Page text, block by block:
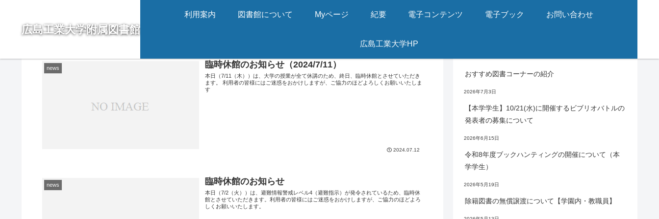
広島工業大学附属図書館
利用案内 図書館について Myページ 紀要 電子コンテンツ 電子ブック お問い合わせ
広島工業大学HP
2024-07
news 臨時休館のお知らせ（2024/7/11）
本日（7/11（木））は、大学の授業が全て休講のため、終日、臨時休館とさせていただき
ます。 利用者の皆様にはご迷惑をおかけしますが、ご協力のほどよろしくお願いいたしま
す
2024.07.12
news 臨時休館のお知らせ
本日（7/2（火））は、避難情報警戒レベル4（避難指示）が発令されているため、臨時休
館とさせていただきます。利用者の皆様にはご迷惑をおかけしますが、ご協力のほどよろ
しくお願いいたします。
おすすめ図書コーナーの紹介
2026年7月3日
【本学学生】10/21(水)に開催するビブリオバトルの
発表者の募集について
2026年6月15日
令和8年度ブックハンティングの開催について（本
学学生）
2026年5月19日
除籍図書の無償譲渡について【学園内・教職員】